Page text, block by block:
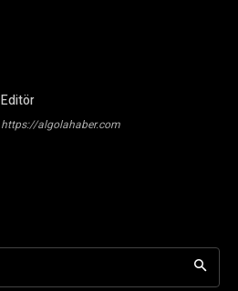
Editör
https://algolahaber.com